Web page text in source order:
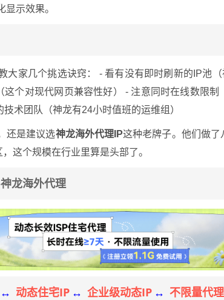
示效果。
大家几个挑选诀窍： - 看有没有即时刷新的IP池
这个对现代网页兼容性好） - 注意同时在线数限制
术团队（神龙有24小时值班的运维组）
还是建议选神龙海外代理IP这种老牌子。他们做
这个规模在行业里算是头部了。
龙海外代理
↔ 动态住宅IP ↔ 企业级动态IP ↔ 不限量代